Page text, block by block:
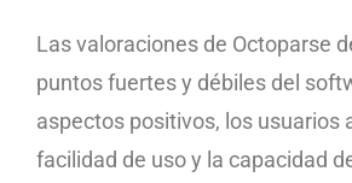
Las valoraciones de Octoparse
puntos fuertes y débiles del
aspectos positivos, los usuarios
facilidad de uso y la capacidad